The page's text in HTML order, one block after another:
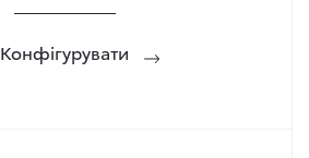
Конфігурувати